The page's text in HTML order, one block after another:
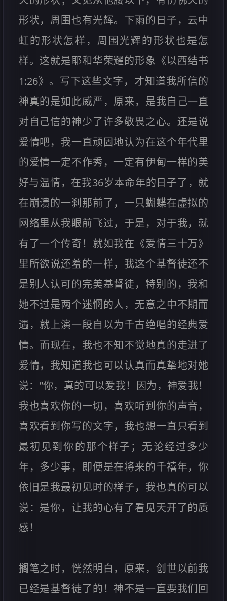
形状，周围也有光辉。下雨的日子，云中
虹的形状怎样，周围光辉的形状也是怎
样。这就是耶和华荣耀的形象《以西结书
1:26》。写下这些文字，才知道我所信的
神真的是如此威严，原来，是我自己一直
对自己信的神少了许多敬畏之心。还是说
爱情吧，我一直顽固地认为在这个年代里
的爱情一定不作秀，一定有伊甸一样的美
好与温情，在我36岁本命年的日子了，就
在崩溃的一刹那前了，一只蝴蝶在虚拟的
网络里从我眼前飞过，于是，对于我，就
有了一个传奇！就如我在《爱情三十万》
里所欲说还羞的一样，我这个基督徒还不
是别人认可的完美基督徒，特别的，我和
她不过是两个迷惘的人，无意之中不期而
遇，就上演一段自以为千古绝唱的经典爱
情。而现在，我也不知不觉地真的走进了
爱情，我知道我也可以认真而真挚地对她
说：”你，真的可以爱我！因为，神爱我！
我也喜欢你的一切，喜欢听到你的声音，
喜欢看到你写的文字，我也想一直只看到
最初见到你的那个样子；无论经过多少
年，多少事，即便是在将来的千禧年，你
依旧是我最初见时的样子，我也真的可以
说：是你，让我的心有了看见天开了的质
感！
搁笔之时，恍然明白，原来，创世以前我
已经是基督徒了的！神不是一直要我们回